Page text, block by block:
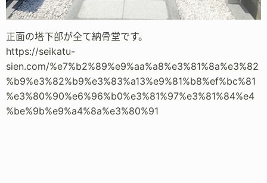
正面の塔下部が全て納骨堂です。
https://seikatu-
sien.com/%e7%b2%89%e9%aa%a8%e3%81%8a%e3%82
%b9%e3%82%b9%e3%83%a13%e9%81%b8%ef%bc%81
%e3%80%90%e6%96%b0%e3%81%97%e3%81%84%e4
%be%9b%e9%a4%8a%e3%80%91